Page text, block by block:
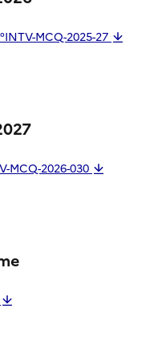
MCQ-2025-27
MCQ-2026-030